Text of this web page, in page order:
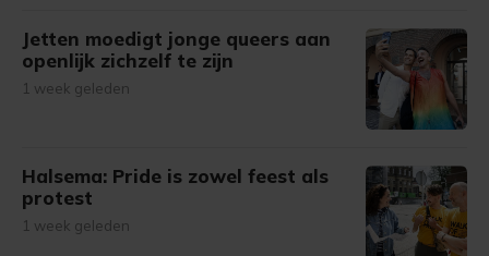
Jetten moedigt jonge queers aan
openlijk zichzelf te zijn
1 week geleden
Halsema: Pride is zowel feest als
protest
1 week geleden